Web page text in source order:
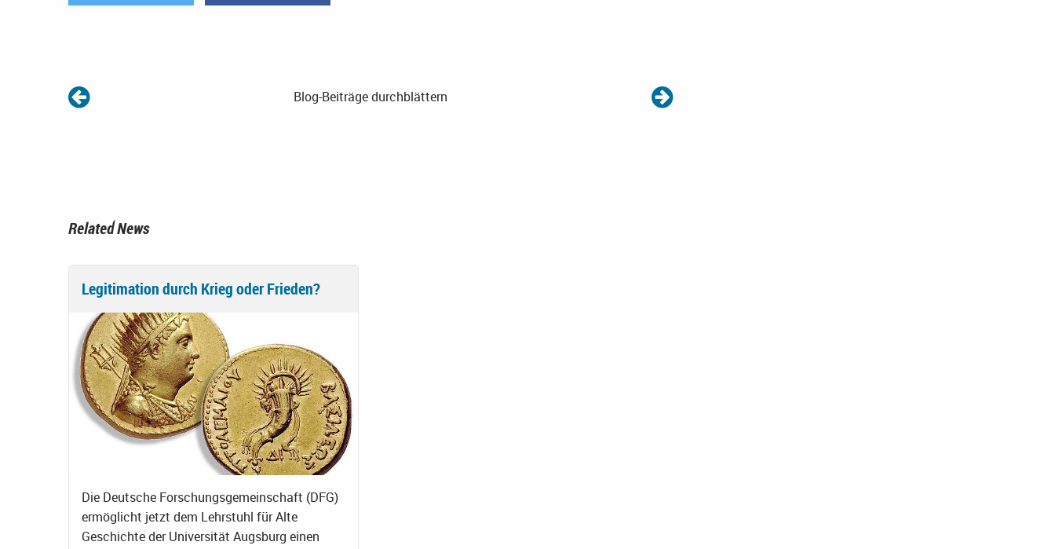
Blog-Beiträge durchblättern
Related News
Legitimation durch Krieg oder Frieden?
Die Deutsche Forschungsgemeinschaft (DFG)
ermöglicht jetzt dem Lehrstuhl für Alte
Geschichte der Universität Augsburg einen